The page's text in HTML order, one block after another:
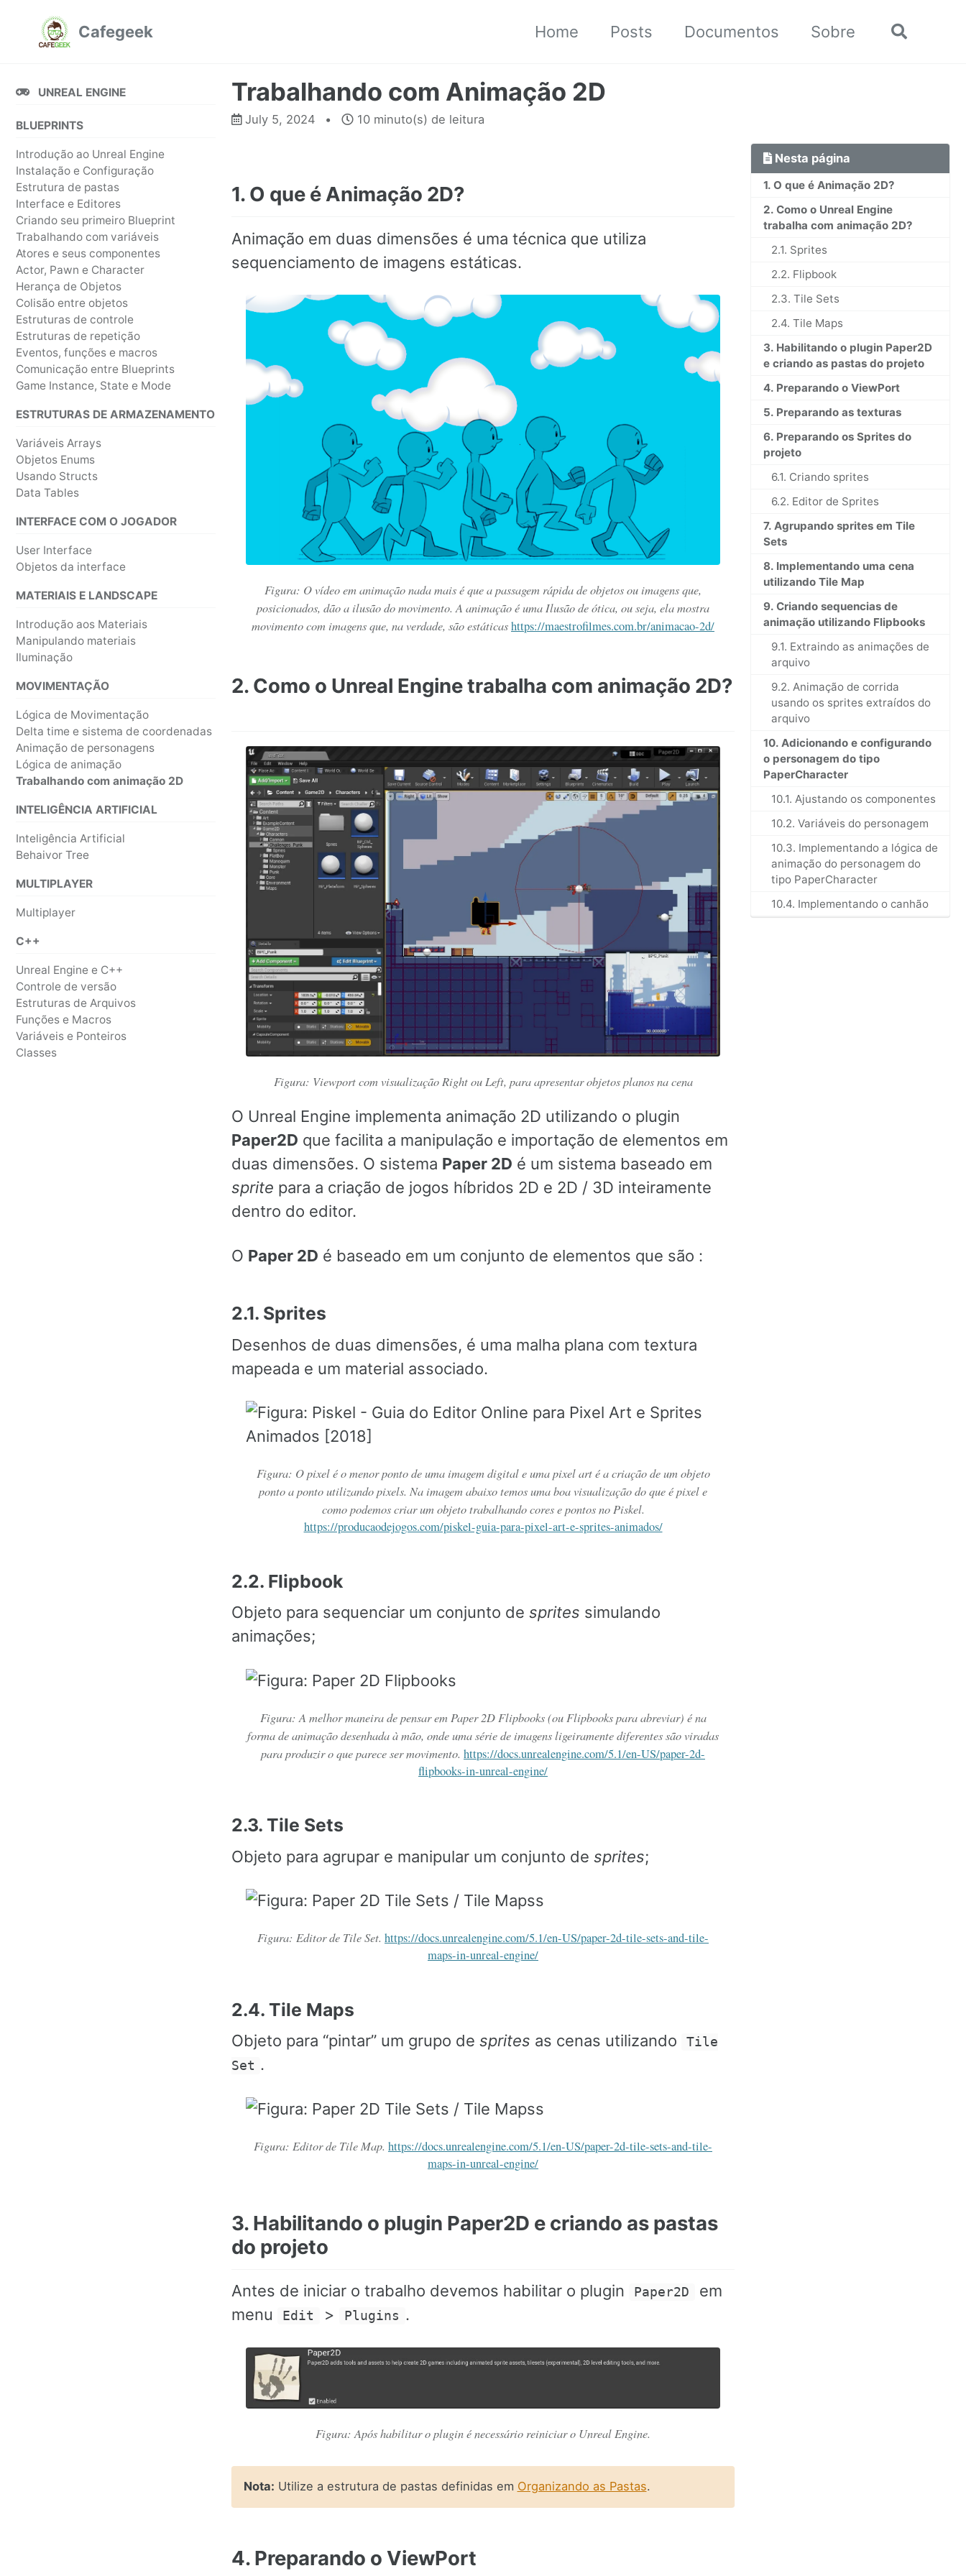
Cafegeek Home Posts Documentos Sobre
Chavear
UNREAL ENGINE
BLUEPRINTS
Introdução ao Unreal Engine
Instalação e Configuração
Estrutura de pastas
Interface e Editores
Criando seu primeiro Blueprint
Trabalhando com variáveis
Atores e seus componentes
Actor, Pawn e Character
Herança de Objetos
Colisão entre objetos
Estruturas de controle
Estruturas de repetição
Eventos, funções e macros
Comunicação entre Blueprints
Game Instance, State e Mode
ESTRUTURAS DE ARMAZENAMENTO
Variáveis Arrays
Objetos Enums
Usando Structs
Data Tables
INTERFACE COM O JOGADOR
User Interface
Objetos da interface
MATERIAIS E LANDSCAPE
Introdução aos Materiais
Manipulando materiais
Iluminação
MOVIMENTAÇÃO
Lógica de Movimentação
Delta time e sistema de coordenadas
Animação de personagens
Lógica de animação
Trabalhando com animação 2D
INTELIGÊNCIA ARTIFICIAL
Inteligência Artificial
Behaivor Tree
MULTIPLAYER
Multiplayer
C++
Unreal Engine e C++
Controle de versão
Estruturas de Arquivos
Funções e Macros
Variáveis e Ponteiros
Classes
Trabalhando com Animação 2D
July 5, 2024 10 minuto(s) de leitura
Nesta página
1. O que é Animação 2D?
2. Como o Unreal Engine
trabalha com animação 2D?
2.1. Sprites
2.2. Flipbook
2.3. Tile Sets
2.4. Tile Maps
3. Habilitando o plugin Paper2D
e criando as pastas do projeto
4. Preparando o ViewPort
5. Preparando as texturas
6. Preparando os Sprites do
projeto
6.1. Criando sprites
6.2. Editor de Sprites
7. Agrupando sprites em Tile
Sets
8. Implementando uma cena
utilizando Tile Map
9. Criando sequencias de
animação utilizando Flipbooks
9.1. Extraindo as animações de
arquivo
9.2. Animação de corrida
usando os sprites extraídos do
arquivo
10. Adicionando e configurando
o personagem do tipo
PaperCharacter
10.1. Ajustando os componentes
10.2. Variáveis do personagem
10.3. Implementando a lógica de
animação do personagem do
tipo PaperCharacter
10.4. Implementando o canhão
1. O que é Animação 2D?
Animação em duas dimensões é uma técnica que utiliza
sequenciamento de imagens estáticas.
Figura: O vídeo em animação nada mais é que a passagem rápida de objetos ou imagens que,
posicionados, dão a ilusão do movimento. A animação é uma Ilusão de ótica, ou seja, ela mostra
movimento com imagens que, na verdade, são estáticashttps://maestrofilmes.com.br/animacao-2d/
2. Como o Unreal Engine trabalha com animação 2D?
Figura: Viewport com visualização Right ou Left, para apresentar objetos planos na cena
O Unreal Engine implementa animação 2D utilizando o plugin
Paper2D que facilita a manipulação e importação de elementos em
duas dimensões. O sistema Paper 2D é um sistema baseado em
sprite para a criação de jogos híbridos 2D e 2D / 3D inteiramente
dentro do editor.
O Paper 2D é baseado em um conjunto de elementos que são :
2.1. Sprites
Desenhos de duas dimensões, é uma malha plana com textura
mapeada e um material associado.
Figura: O pixel é o menor ponto de uma imagem digital e uma pixel art é a criação de um objeto
ponto a ponto utilizando pixels. Na imagem abaixo temos uma boa visualização do que é pixel e
como podemos criar um objeto trabalhando cores e pontos no Piskel.
https://producaodejogos.com/piskel-guia-para-pixel-art-e-sprites-animados/
2.2. Flipbook
Objeto para sequenciar um conjunto de sprites simulando
animações;
Figura: A melhor maneira de pensar em Paper 2D Flipbooks (ou Flipbooks para abreviar) é na
forma de animação desenhada à mão, onde uma série de imagens ligeiramente diferentes são viradas
para produzir o que parece ser movimento. https://docs.unrealengine.com/5.1/en-US/paper-2d-
flipbooks-in-unreal-engine/
2.3. Tile Sets
Objeto para agrupar e manipular um conjunto de sprites;
Figura: Editor de Tile Set. https://docs.unrealengine.com/5.1/en-US/paper-2d-tile-sets-and-tile-
maps-in-unreal-engine/
2.4. Tile Maps
Objeto para “pintar” um grupo de sprites as cenas utilizando
Tile
Set .
Figura: Editor de Tile Map. https://docs.unrealengine.com/5.1/en-US/paper-2d-tile-sets-and-tile-
maps-in-unreal-engine/
3. Habilitando o plugin Paper2D e criando as pastas
do projeto
Antes de iniciar o trabalho devemos habilitar o plugin Paper2D
em
menu
Edit > Plugins .
Figura: Após habilitar o plugin é necessário reiniciar o Unreal Engine.
Nota: Utilize a estrutura de pastas definidas em Organizando as Pastas.
4. Preparando o ViewPort